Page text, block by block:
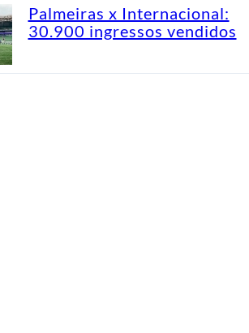
Palmeiras x Internacional:
30.900 ingressos vendidos